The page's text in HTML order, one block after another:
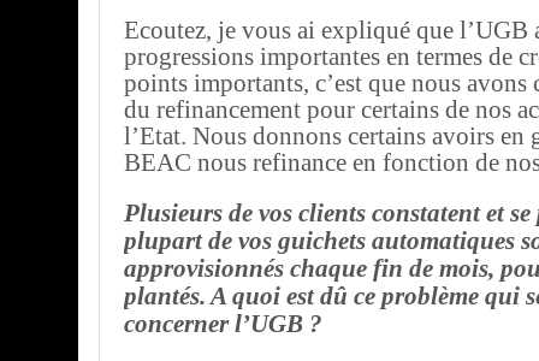
Ecoutez, je vous ai expliqué que l’UGB
progressions importantes en termes de
points importants, c’est que nous avons
du refinancement pour certains de nos
l’Etat. Nous donnons certains avoirs en
BEAC nous refinance en fonction de
Plusieurs de vos clients constatent et
plupart de vos guichets automatiques
approvisionnés chaque fin de mois,
plantés. A quoi est dû ce problème qui
concerner l’UGB ?